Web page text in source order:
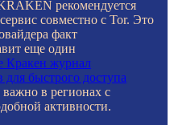
рекомендуется
совместно с Tor. Это
факт
еще один
Кракен журнал
быстрого доступа
в регионах с
активности.